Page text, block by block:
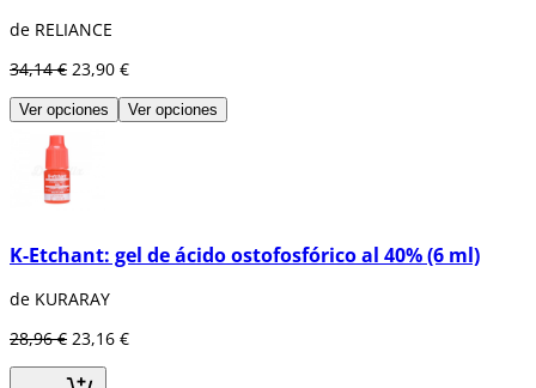
de RELIANCE
34,14 € 23,90 €
Ver opciones Ver opciones
K-Etchant: gel de ácido ostofosfórico al 40% (6 ml)
de KURARAY
28,96 € 23,16 €